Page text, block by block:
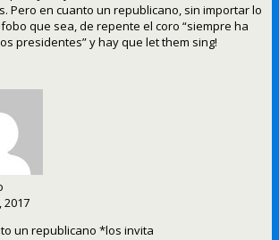
Pero en cuanto un republicano, sin importar lo
que sea, de repente el coro “siempre ha
presidentes” y hay que let them sing!
2017
un republicano *los invita